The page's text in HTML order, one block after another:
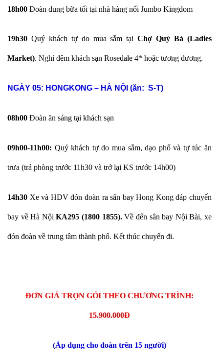
18h00 Đoàn dung bữa tối tại nhà hàng nổi Jumbo Kingdom
19h30 Quý khách tự do mua sắm tạiChợ Quý Bà (Ladies
Market). Nghỉ đêm khách sạn Rosedale 4* hoặc tương đương.
NGÀY 05: HONGKONG – HÀ NỘI (ăn: S-T)
08h00 Đoàn ăn sáng tại khách sạn
09h00-11h00: Quý khách tự do mua sắm, dạo phố và tự túc ăn
trưa (trả phòng trước 11h30 và trở lại KS trước 14h00)
14h30 Xe và HDV đón đoàn ra sân bay Hong Kong đáp chuyến
bay về Hà NộiKA295 (1800 1855).Về đến sân bay Nội Bài, xe
đón đoàn về trung tâm thành phố. Kết thúc chuyến đi.
ĐƠN GIÁ TRỌN GÓI THEO CHƯƠNG TRÌNH:
15.900.000Đ
(Áp dụng cho đoàn trên 15 người)